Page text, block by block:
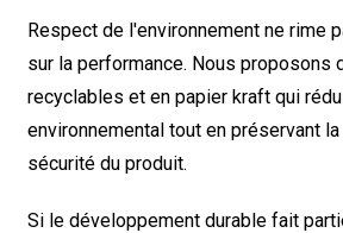
Respect de l'environnement ne rime
sur la performance. Nous proposons
recyclables et en papier kraft qui
environnemental tout en préservant
sécurité du produit.
Si le développement durable fait